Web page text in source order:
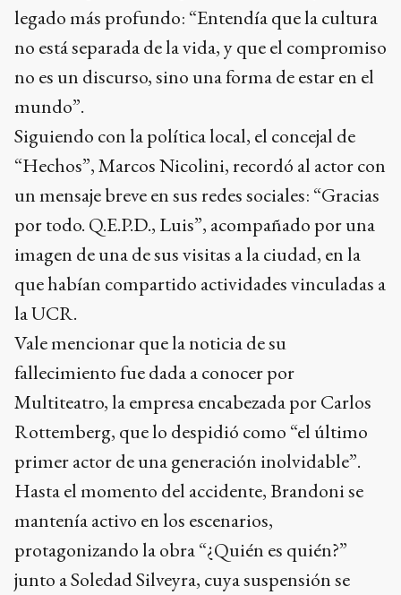
legado más profundo: “Entendía que la cultura
no está separada de la vida, y que el compromiso
no es un discurso, sino una forma de estar en el
mundo”.
Siguiendo con la política local, el concejal de
“Hechos”, Marcos Nicolini, recordó al actor con
un mensaje breve en sus redes sociales: “Gracias
por todo. Q.E.P.D., Luis”, acompañado por una
imagen de una de sus visitas a la ciudad, en la
que habían compartido actividades vinculadas a
la UCR.
Vale mencionar que la noticia de su
fallecimiento fue dada a conocer por
Multiteatro, la empresa encabezada por Carlos
Rottemberg, que lo despidió como “el último
primer actor de una generación inolvidable”.
Hasta el momento del accidente, Brandoni se
mantenía activo en los escenarios,
protagonizando la obra “¿Quién es quién?”
junto a Soledad Silveyra, cuya suspensión se